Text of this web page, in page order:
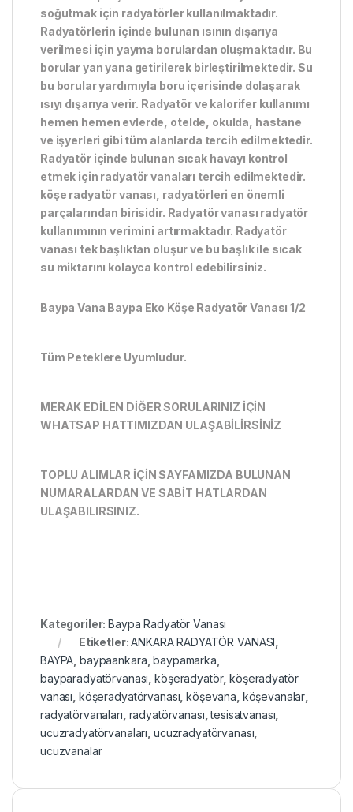
soğutmak için radyatörler kullanılmaktadır.
Radyatörlerin içinde bulunan ısının dışarıya
verilmesi için yayma borulardan oluşmaktadır. Bu
borular yan yana getirilerek birleştirilmektedir. Su
bu borular yardımıyla boru içerisinde dolaşarak
ısıyı dışarıya verir. Radyatör ve kalorifer kullanımı
hemen hemen evlerde, otelde, okulda, hastane
ve işyerleri gibi tüm alanlarda tercih edilmektedir.
Radyatör içinde bulunan sıcak havayı kontrol
etmek için radyatör vanaları tercih edilmektedir.
köşe radyatör vanası, radyatörleri en önemli
parçalarından birisidir. Radyatör vanası radyatör
kullanımının verimini artırmaktadır. Radyatör
vanası tek başlıktan oluşur ve bu başlık ile sıcak
su miktarını kolayca kontrol edebilirsiniz.
Baypa Vana Baypa Eko Köşe Radyatör Vanası 1/2
Tüm Peteklere Uyumludur.
MERAK EDİLEN DİĞER SORULARINIZ İÇİN
WHATSAP HATTIMIZDAN ULAŞABİLİRSİNİZ
TOPLU ALIMLAR İÇİN SAYFAMIZDA BULUNAN
NUMARALARDAN VE SABİT HATLARDAN
ULAŞABILIRSINIZ.
Kategoriler:Baypa Radyatör Vanası
Etiketler:ANKARA RADYATÖR VANASI
BAYPA ,baypaankara ,baypamarka
bayparadyatörvanası ,köşeradyatör,köşeradyatör
vanası köşeradyatörvanası ,köşevana köşevanalar
radyatörvanaları radyatörvanası ,tesisatvanası
ucuzradyatörvanaları ucuzradyatörvanası
ucuzvanalar